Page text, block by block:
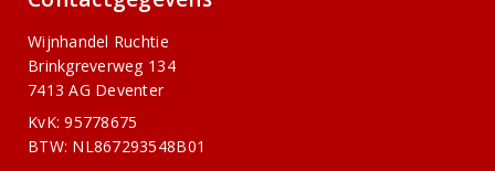
Wijnhandel Ruchtie
Brinkgreverweg 134
7413 AG Deventer
KvK: 95778675
BTW: NL867293548B01